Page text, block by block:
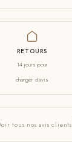
RETOURS
14 jours pour
changer d'avis
tous nos avis clients